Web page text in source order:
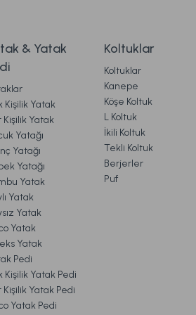
SİPARİŞ VE İADE İŞLEMLERİ
1.999,00 TL
Marietta Gold Cam
2.699,00 TL
Turuncu 2'li Cam Vazo
& Yatak
Kişilik Yatak
Kişilik Yatak
Yatağı
Yatağı
Yatağı
Yatak
Yatak
Yatak
Yatak
Yatak
Pedi
Kişilik Yatak Pedi
Kişilik Yatak Pedi
Yatak Pedi
Koltuklar
Koltuklar
Kanepe
Köşe Koltuk
L Koltuk
İkili Koltuk
Tekli Koltuk
Berjerler
Puf